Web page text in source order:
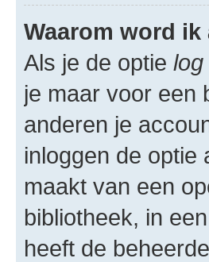
Waarom word
Als je de optie log
je maar voor een
anderen je
inloggen de optie
maakt van een
bibliotheek, in
heeft de